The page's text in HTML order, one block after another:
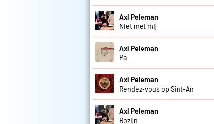
Axl Peleman
Niet met mij
Axl Peleman
Pa
Axl Peleman
Rendez-vous op Sint-An
Axl Peleman
Rozijn